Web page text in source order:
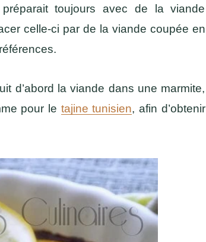
toujours avec de la viande
celle-ci par de la viande coupée en
d’abord la viande dans une marmite,
pour le tajine tunisien, afin d’obtenir